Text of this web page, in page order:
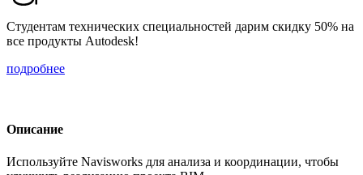
Студентам технических специальностей дарим скидку 50% на
все продукты Autodesk!
подробнее
Описание
Используйте Navisworks для анализа и координации, чтобы